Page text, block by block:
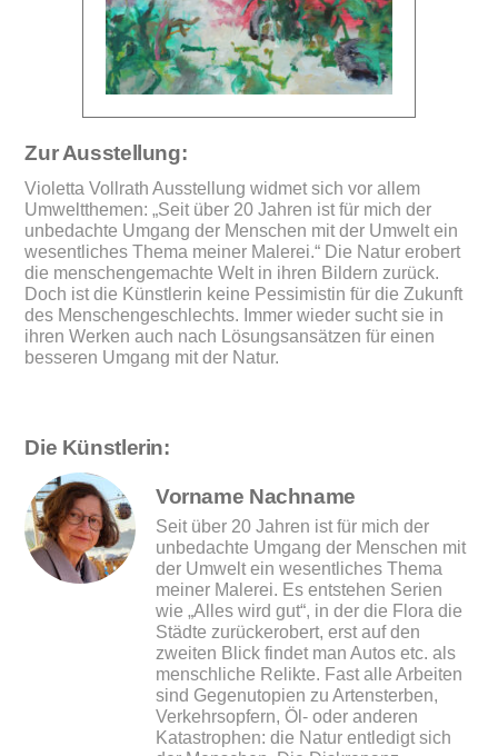
Zur Ausstellung:
Violetta Vollrath Ausstellung widmet sich vor allem
Umweltthemen: „Seit über 20 Jahren ist für mich der
unbedachte Umgang der Menschen mit der Umwelt ein
wesentliches Thema meiner Malerei.“ Die Natur erobert
die menschengemachte Welt in ihren Bildern zurück.
Doch ist die Künstlerin keine Pessimistin für die Zukunft
des Menschengeschlechts. Immer wieder sucht sie in
ihren Werken auch nach Lösungsansätzen für einen
besseren Umgang mit der Natur.
Die Künstlerin:
Vorname Nachname
Seit über 20 Jahren ist für mich der
unbedachte Umgang der Menschen mit
der Umwelt ein wesentliches Thema
meiner Malerei. Es entstehen Serien
wie „Alles wird gut“, in der die Flora die
Städte zurückerobert, erst auf den
zweiten Blick findet man Autos etc. als
menschliche Relikte. Fast alle Arbeiten
sind Gegenutopien zu Artensterben,
Verkehrsopfern, Öl- oder anderen
Katastrophen: die Natur entledigt sich